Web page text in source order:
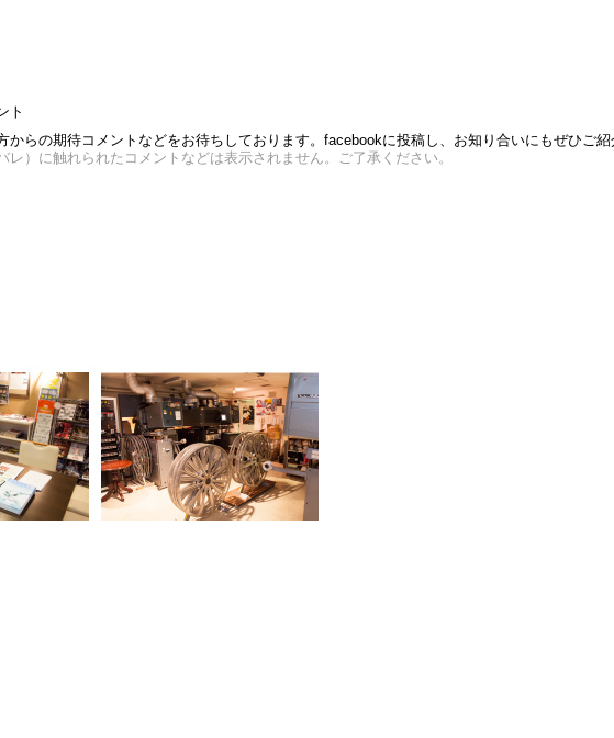
ト
らの期待コメントなどをお待ちしております。facebookに投稿し、お知り合いにもぜひご紹
）に触れられたコメントなどは表示されません。ご了承ください。